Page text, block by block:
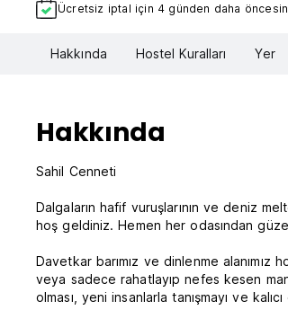
Ücretsiz iptal için 4 günden daha
Hakkında Hostel Kuralları Yer
Hakkında
Sahil Cenneti
Dalgaların hafif vuruşlarının ve deniz
hoş geldiniz. Hemen her odasından
Davetkar barımız ve dinlenme alanımız
veya sadece rahatlayıp nefes kesen
olması, yeni insanlarla tanışmayı ve